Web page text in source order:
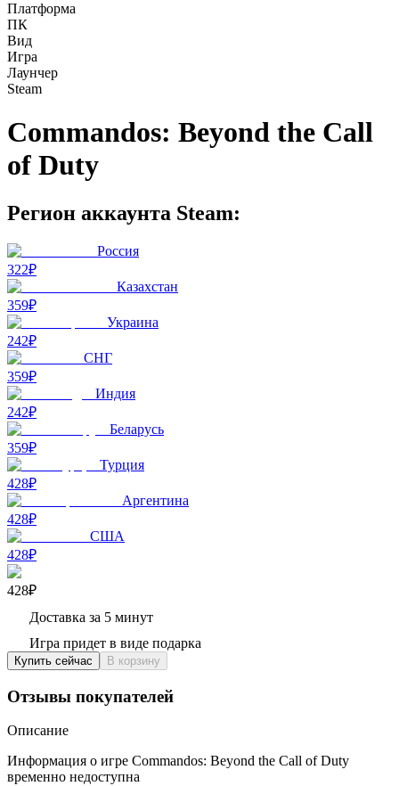
Платформа
ПК
Вид
Игра
Лаунчер
Steam
Commandos: Beyond the Call
of Duty
Регион аккаунта Steam:
Россия
322₽
Казахстан
359₽
Украина
242₽
СНГ
359₽
Индия
242₽
Беларусь
359₽
Турция
428₽
Аргентина
428₽
США
428₽
428₽
Доставка за 5 минут
Игра придет в виде подарка
Купить сейчас В корзину
Отзывы покупателей
Описание
Информация о игре Commandos: Beyond the Call of Duty
временно недоступна